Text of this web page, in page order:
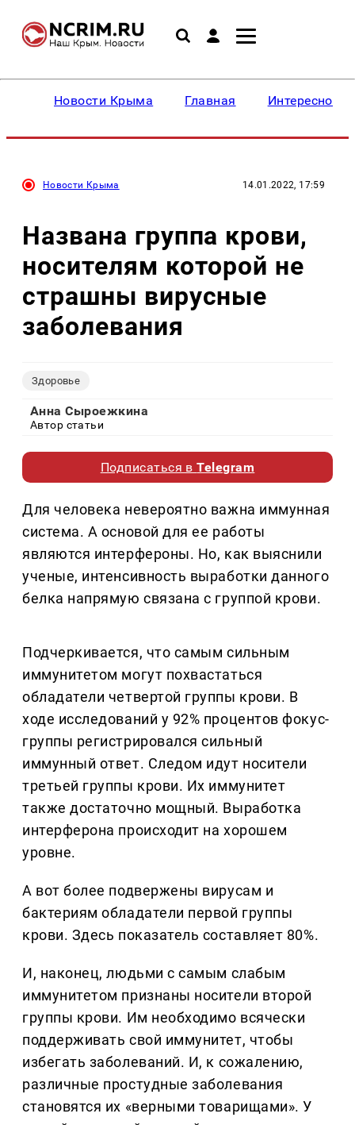
Новости Крыма Главная Интересное
Новости Крыма 14.01.2022, 17:59
Названа группа крови,
носителям которой не
страшны вирусные
заболевания
Здоровье
Анна Сыроежкина
Автор статьи
Подписаться вTelegram
Для человека невероятно важна иммунная
система. А основой для ее работы
являются интерфероны. Но, как выяснили
ученые, интенсивность выработки данного
белка напрямую связана с группой крови.
Подчеркивается, что самым сильным
иммунитетом могут похвастаться
обладатели четвертой группы крови. В
ходе исследований у 92% процентов фокус-
группы регистрировался сильный
иммунный ответ. Следом идут носители
третьей группы крови. Их иммунитет
также достаточно мощный. Выработка
интерферона происходит на хорошем
уровне.
А вот более подвержены вирусам и
бактериям обладатели первой группы
крови. Здесь показатель составляет 80%.
И, наконец, людьми с самым слабым
иммунитетом признаны носители второй
группы крови. Им необходимо всячески
поддерживать свой иммунитет, чтобы
избегать заболеваний. И, к сожалению,
различные простудные заболевания
становятся их «верными товарищами». У